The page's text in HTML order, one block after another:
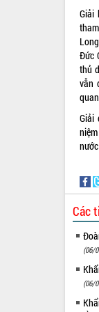
Giải
Đức
thủ
vẫn
Giải
Các
(06/
(06/